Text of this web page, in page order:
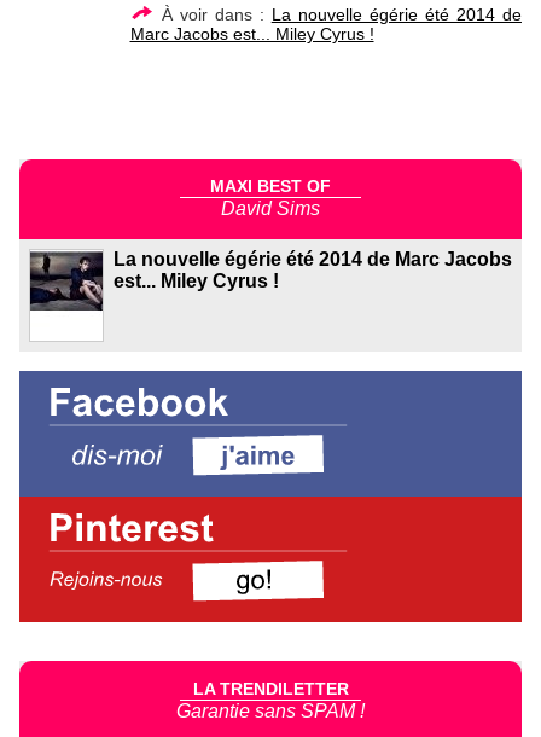
À voir dans : La nouvelle égérie été 2014 de
Marc Jacobs est... Miley Cyrus !
MAXI BEST OF
David Sims
La nouvelle égérie été 2014 de Marc Jacobs
est... Miley Cyrus !
LA TRENDILETTER
Garantie sans SPAM !